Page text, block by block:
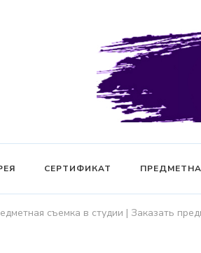
СЕРТИФИКАТ
съемка в студии | Заказать